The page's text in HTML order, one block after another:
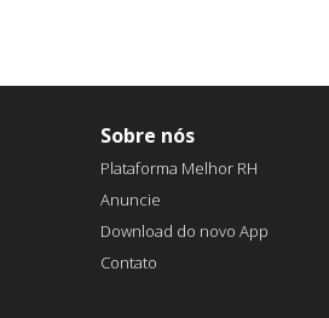
Sobre nós
Plataforma Melhor RH
Anuncie
Download do novo App
Contato